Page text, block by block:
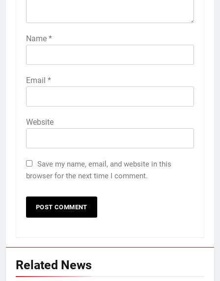
Name *
Email *
Website
Save my name, email, and website in this
browser for the next time I comment.
Related News